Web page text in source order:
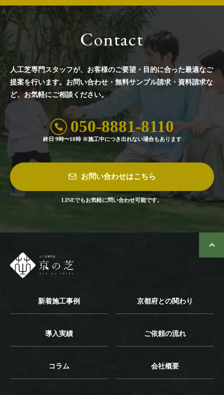
Contact
人工芝専門スタッフが、お客様のご要望・目的に合った最適なご
提案を行います。 お問い合わせ・無料サンプル請求・資料請求な
ど、お気軽にご相談ください。
050-8881-8110
終日 9時〜18時 ※施工中につき出れない場合もあります
お問い合わせはこちら
LINEでもお気軽に問い合わせ可能です。
新着施工事例 京都府との関わり
導入実績 ご依頼の流れ
コラム 会社概要